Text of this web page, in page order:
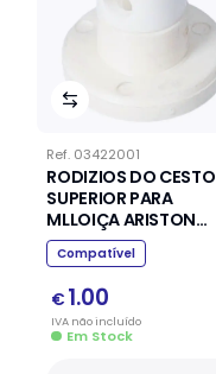
Ref. 03422001
RODIZIOS DO CESTO
SUPERIOR PARA
MLLOIÇA ARISTON
INDESIT
Compatível
€ 1.00
IVA nãoincluído
Em Stock